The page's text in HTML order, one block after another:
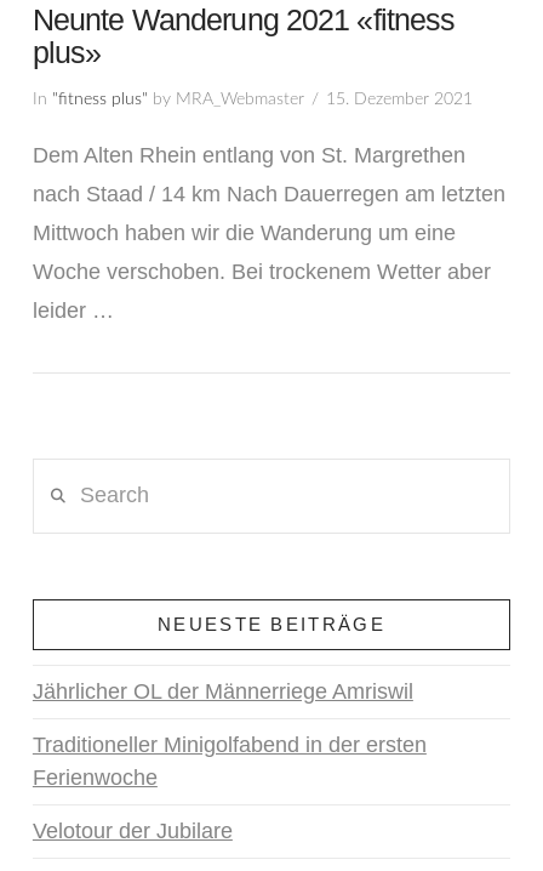
Neunte Wanderung 2021 «fitness
plus»
In "fitness plus" by MRA_Webmaster 15. Dezember 2021
Dem Alten Rhein entlang von St. Margrethen
nach Staad / 14 km Nach Dauerregen am letzten
Mittwoch haben wir die Wanderung um eine
Woche verschoben. Bei trockenem Wetter aber
leider …
NEUESTE BEITRÄGE
Jährlicher OL der Männerriege Amriswil
Traditioneller Minigolfabend in der ersten
Ferienwoche
Velotour der Jubilare